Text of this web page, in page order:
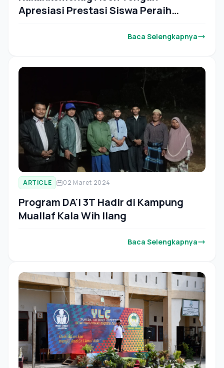
Apresiasi Prestasi Siswa Peraih
Baca Selengkapnya
ARTICLE 02 Maret 2024
Program DA'I 3T Hadir di Kampung
Muallaf Kala Wih Ilang
Baca Selengkapnya